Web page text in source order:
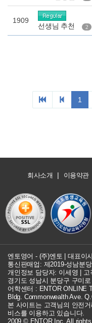
회사소개 | 이용약관
엔토영어 - (주)엔토 | 대표이
통신판매업: 제2019-성남분
개인정보 담당자: 이세영 | 고
경기도 성남시 분당구 구미
어학센터 : ENTOR ONLINE
Bldg. Commonwealth Ave.
본 사이트는 고객님의 안전
비스를 이용하고 있습니다.
2009 © ENTOR Inc. All rights